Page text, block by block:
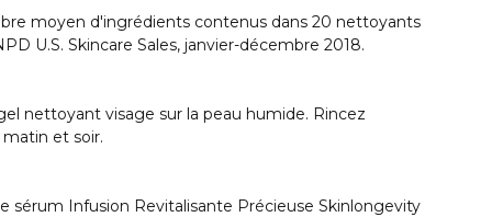
moyen d'ingrédients contenus dans 20 nettoyants
U.S. Skincare Sales, janvier-décembre 2018.
nettoyant visage sur la peau humide. Rincez
et soir.
sérum Infusion Revitalisante Précieuse Skinlongevity